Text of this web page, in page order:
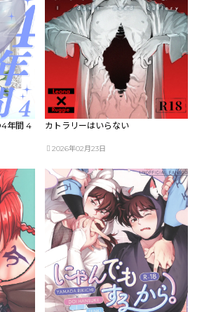
4年間 4 カトラリーはいらない
2026年02月23日